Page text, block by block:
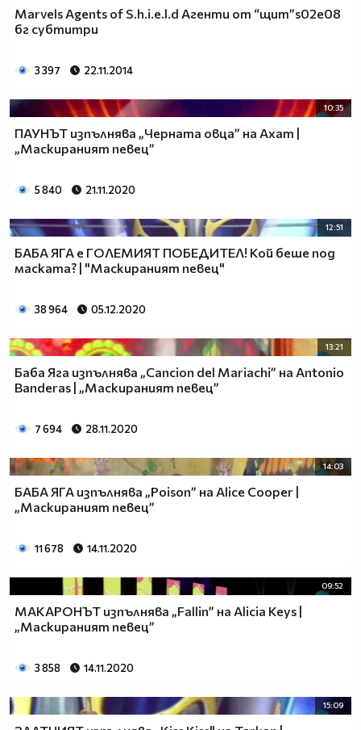
Marvels Agents of S.h.i.e.l.d Агенти от “щит”s02e08
бг субтитри
3 397 22.11.2014
10:35
ПАУНЪТ изпълнява „Черната овца” на Ахат |
„Маскираният певец”
5 840 21.11.2020
12:51
БАБА ЯГА e ГОЛЕМИЯТ ПОБЕДИТЕЛ! Кой беше под
маската? | "Маскираният певец"
38 964 05.12.2020
13:21
Баба Яга изпълнява „Cancion del Mariachi” на Antonio
Banderas | „Маскираният певец”
7 694 28.11.2020
14:03
БАБА ЯГА изпълнява „Poison” на Alice Cooper |
„Маскираният певец”
11 678 14.11.2020
09:52
МАКАРОНЪТ изпълнява „Fallin” на Alicia Keys |
„Маскираният певец”
3 858 14.11.2020
15:09